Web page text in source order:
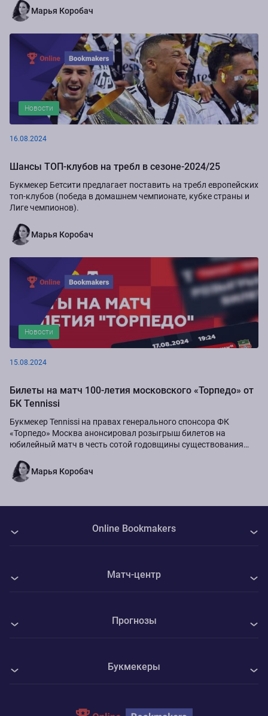
Марья Коробач
Новости
16.08.2024
Шансы ТОП-клубов на требл в сезоне-2024/25
Букмекер Бетсити предлагает поставить на требл европейских
топ-клубов (победа в домашнем чемпионате, кубке страны и
Лиге чемпионов).
Марья Коробач
Новости
15.08.2024
Билеты на матч 100-летия московского «Торпедо» от
БК Tennissi
Букмекер Tennissi на правах генерального спонсора ФК
«Торпедо» Москва анонсировал розыгрыш билетов на
юбилейный матч в честь сотой годовщины существования
Марья Коробач
Букмекеры
Прогнозы
Хоккей
Матч-центр
Крылья Советов - Балтика
Кардифф Сити - Суиндон
Online Bookmakers
Контакты
Конфиденциальность